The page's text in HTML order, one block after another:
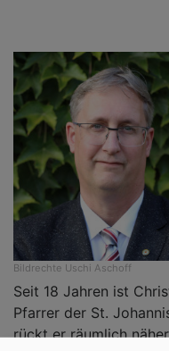
Bildrechte Uschi Aschoff
Seit 18 Jahren ist
Pfarrer der St.
rückt er räumlich